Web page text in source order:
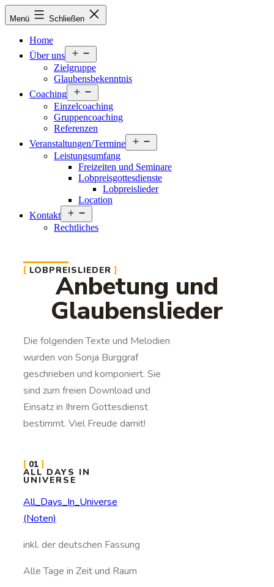
Zum
Inhalt
Willkommen
Menü Schließen
Home
Über uns
öffnen
Zielgruppe
Glaubensbekenntnis
Coaching
öffnen
Einzelcoaching
Gruppencoaching
Referenzen
Veranstaltungen/Termine
öffnen
Leistungsumfang
Freizeiten und Seminare
Lobpreisgottesdienste
Lobpreislieder
Location
Kontakt
öffnen
Rechtliches
LOBPREISLIEDER
Anbetung und
Glaubenslieder
Die folgenden Texte und Melodien
wurden von Sonja Burggraf
geschrieben und komponiert. Sie
sind zum freien Download und
Einsatz in Ihrem Gottesdienst
bestimmt. Viel Freude damit!
01
ALL DAYS IN
UNIVERSE
All_Days_In_Universe
(Noten)
inkl. der deutschen Fassung
Alle Tage in Zeit und Raum